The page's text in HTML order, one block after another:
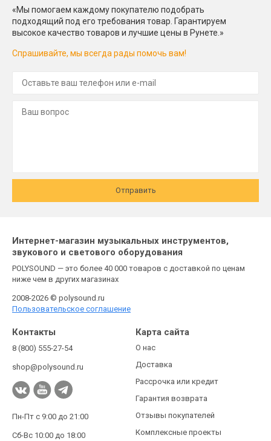
«Мы помогаем каждому покупателю подобрать
подходящий под его требования товар. Гарантируем
высокое качество товаров и лучшие цены в Рунете.»
Спрашивайте, мы всегда рады помочь вам!
Отправить
Интернет-магазин музыкальных инструментов,
звукового и светового оборудования
POLYSOUND — это более 40 000 товаров с доставкой по ценам
ниже чем в других магазинах
2008-2026 © polysound.ru
Пользовательское соглашение
Контакты
8 (800) 555-27-54
shop@polysound.ru
Пн-Пт с 9:00 до 21:00
Сб-Вс 10:00 до 18:00
Карта сайта
О нас
Доставка
Рассрочка или кредит
Гарантия возврата
Отзывы покупателей
Комплексные проекты